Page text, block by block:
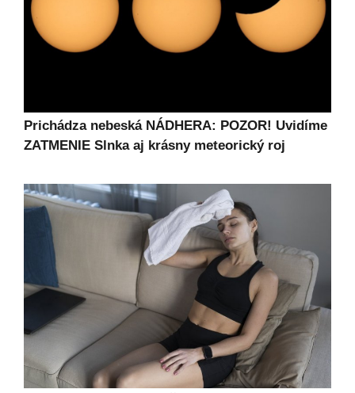
Prichádza nebeská NÁDHERA: POZOR! Uvidíme
ZATMENIE Slnka aj krásny meteorický roj